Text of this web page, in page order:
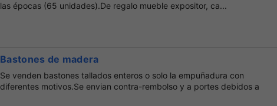
las épocas (65 unidades).De regalo mueble expositor, ca...
Bastones de madera
Se venden bastones tallados enteros o solo la empuñadura con
diferentes motivos.Se envian contra-rembolso y a portes debidos a